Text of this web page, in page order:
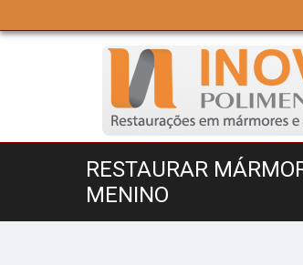
RESTAURAR
MENINO